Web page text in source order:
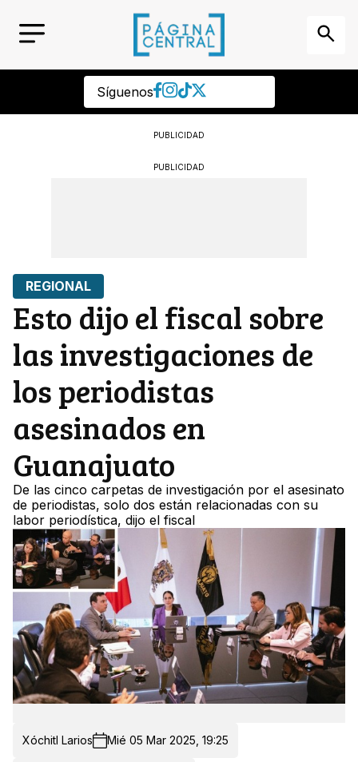
Síguenos
PUBLICIDAD
PUBLICIDAD
REGIONAL
Esto dijo el fiscal sobre
las investigaciones de
los periodistas
asesinados en
Guanajuato
De las cinco carpetas de investigación por el asesinato
de periodistas, solo dos están relacionadas con su
labor periodística, dijo el fiscal
Xóchitl Larios Mié 05 Mar 2025, 19:25